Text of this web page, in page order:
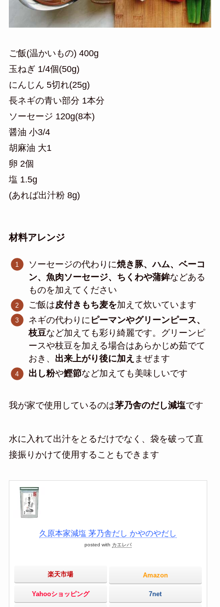
ご飯(温かいもの) 400g
玉ねぎ 1/4個(50g)
にんじん 5切れ(25g)
長ネギの青い部分 1本分
ソーセージ 120g(8本)
醤油 小3/4
胡麻油 大1
卵 2個
塩 1.5g
(あれば出汁粉 8g)
材料アレンジ
ソーセージの代わりに焼き豚、ハム、ベーコ
ン、魚肉ソーセージ、ちくわや蒲鉾などある
ものを加えてください
ご飯は皮付きもち麦を加えて炊いています
ネギの代わりに ピーマンやグリーンピース、
枝豆など加えても彩り綺麗です。グリーンピ
ースや枝豆を加える場合はあらかじめ茹でて
おき、 出来上がり後に加え まぜます
出し粉や鰹節など加えても美味しいです
我が家で使用しているのは茅乃舎のだし減塩です
水に入れて出汁をとるだけでなく、袋を破って直
接振りかけて使用することもできます
久原本家減塩 茅乃舎だし かやのやだし
posted with カエレバ
楽天市場 Amazon
Yahooショッピング 7net